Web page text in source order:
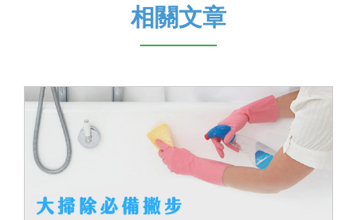
相關文章